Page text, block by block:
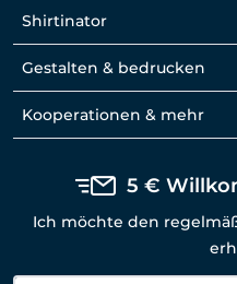
Shirtinator
Gestalten & bedrucken
Kooperationen & mehr
5 €
Ich möchte den